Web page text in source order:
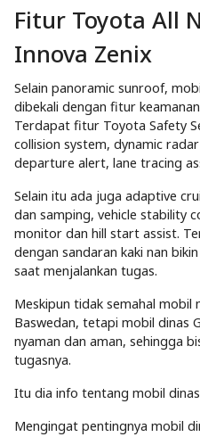
Fitur Toyota All
Innova Zenix
Selain panoramic sunroof,
dibekali dengan fitur
Terdapat fitur Toyota Safety
collision system, dynamic
departure alert, lane tracing
Selain itu ada juga adaptive
dan samping, vehicle stability
monitor dan hill start assist.
dengan sandaran kaki nan
saat menjalankan tugas.
Meskipun tidak semahal mobil
Baswedan, tetapi mobil dinas
nyaman dan aman, sehingga
tugasnya.
Itu dia info tentang mobil
Mengingat pentingnya mobil